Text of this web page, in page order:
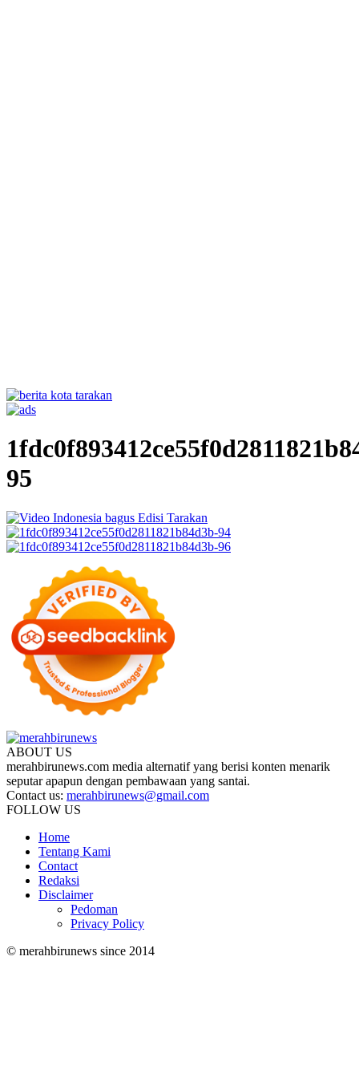
95
ABOUT US
merahbirunews.com media alternatif yang berisi konten menarik
seputar apapun dengan pembawaan yang santai.
Contact us: merahbirunews@gmail.com
FOLLOW US
Home
Tentang Kami
Contact
Redaksi
Disclaimer
Pedoman
Privacy Policy
© merahbirunews since 2014